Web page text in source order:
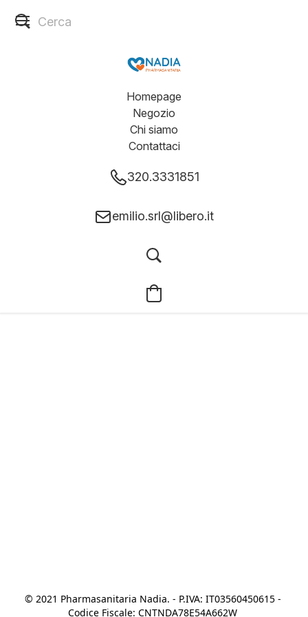
Homepage
Negozio
Chi siamo
Contattaci
320.3331851
emilio.srl@libero.it
© 2021 Pharmasanitaria Nadia. - P.IVA: IT03560450615 -
Codice Fiscale: CNTNDA78E54A662W